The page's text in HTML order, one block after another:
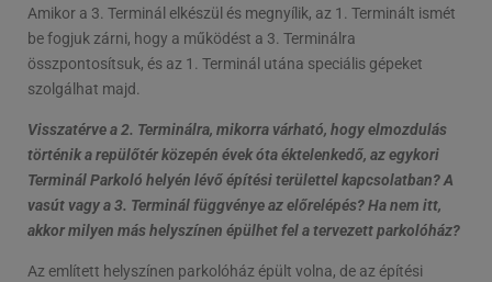
Amikor a 3. Terminál elkészül és megnyílik, az 1. Terminált ismét
be fogjuk zárni, hogy a működést a 3. Terminálra
összpontosítsuk, és az 1. Terminál utána speciális gépeket
szolgálhat majd.
Visszatérve a 2. Terminálra, mikorra várható, hogy elmozdulás
történik a repülőtér közepén évek óta éktelenkedő, az egykori
Terminál Parkoló helyén lévő építési területtel kapcsolatban? A
vasút vagy a 3. Terminál függvénye az előrelépés? Ha nem itt,
akkor milyen más helyszínen épülhet fel a tervezett parkolóház?
Az említett helyszínen parkolóház épült volna, de az építési